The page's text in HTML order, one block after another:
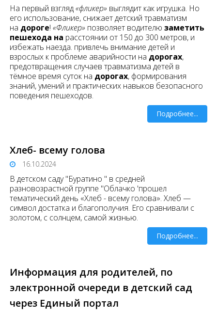
На первый взгляд«фликер» выглядит как игрушка. Но
его использование, снижает детский травматизм
на дороге! «Фликер» позволяет водителю заметить
пешехода на расстоянии от 150 до 300 метров, и
избежать наезда. привлечь внимание детей и
взрослых к проблеме аварийности на дорогах,
предотвращения случаев травматизма детей в
тёмное время суток на дорогах, формирования
знаний, умений и практических навыков безопасного
поведения пешеходов.
Подробнее...
Хлеб- всему голова
16.10.2024
В детском саду "Буратино " в средней
разновозрастной группе "Облачко 'прошел
тематический день «Хлеб - всему голова». Хлеб —
символ достатка и благополучия. Его сравнивали с
золотом, с солнцем, самой жизнью.
Подробнее...
Информация для родителей, по
электронной очереди в детский сад
через Единый портал